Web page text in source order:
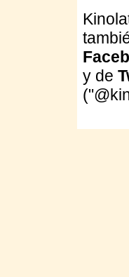
y de